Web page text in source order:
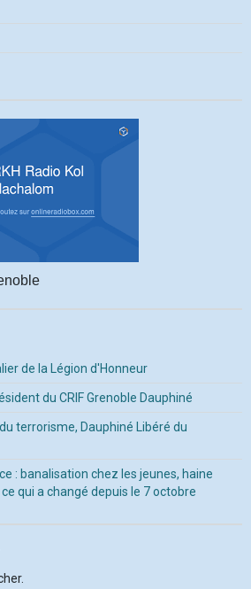
de la Légion d'Honneur
du CRIF Grenoble Dauphiné
terrorisme, Dauphiné Libéré du
: banalisation chez les jeunes, haine
qui a changé depuis le 7 octobre